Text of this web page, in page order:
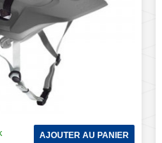
AJOUTER AU PANIER